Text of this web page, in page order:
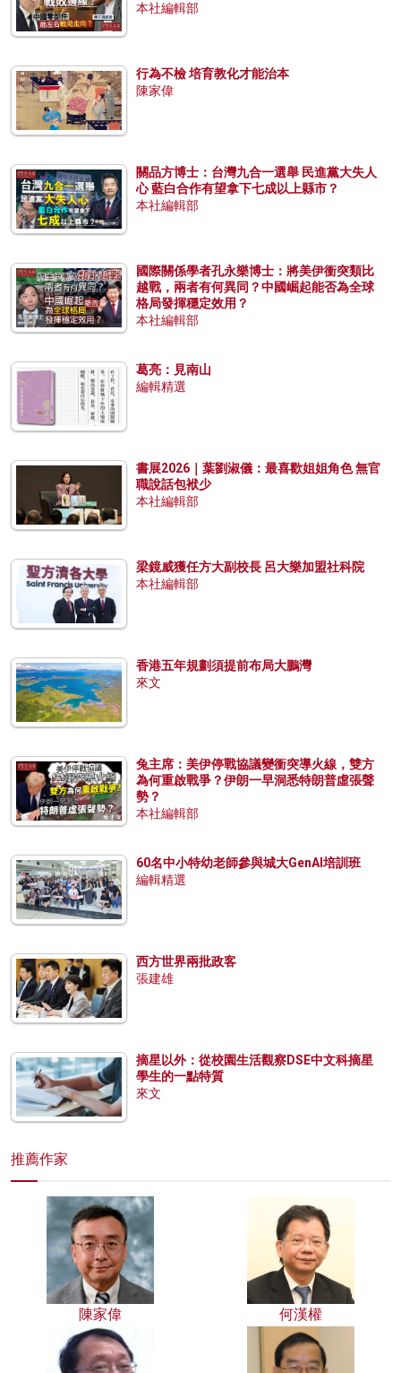
本社編輯部
行為不檢 培育教化才能治本
陳家偉
關品方博士：台灣九合一選舉 民進黨大失人
心 藍白合作有望拿下七成以上縣市？
本社編輯部
國際關係學者孔永樂博士：將美伊衝突類比
越戰，兩者有何異同？中國崛起能否為全球
格局發揮穩定效用？
本社編輯部
葛亮：見南山
編輯精選
書展2026｜葉劉淑儀：最喜歡姐姐角色 無官
職說話包袱少
本社編輯部
梁鏡威獲任方大副校長 呂大樂加盟社科院
本社編輯部
香港五年規劃須提前布局大鵬灣
來文
兔主席：美伊停戰協議變衝突導火線，雙方
為何重啟戰爭？伊朗一早洞悉特朗普虛張聲
勢？
本社編輯部
60名中小特幼老師參與城大GenAI培訓班
編輯精選
西方世界兩批政客
張建雄
摘星以外：從校園生活觀察DSE中文科摘星
學生的一點特質
來文
推薦作家
陳家偉 何漢權